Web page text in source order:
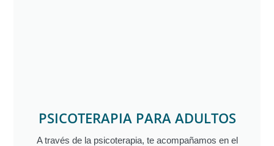
PSICOTERAPIA PARA ADULTOS
A través de la psicoterapia, te acompañamos en el